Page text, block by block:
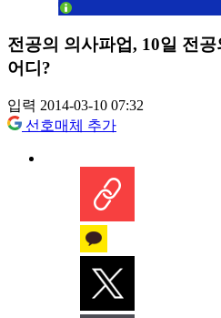
전공의 의사파업, 10일 전
어디?
입력 2014-03-10 07:32
선호매체 추가